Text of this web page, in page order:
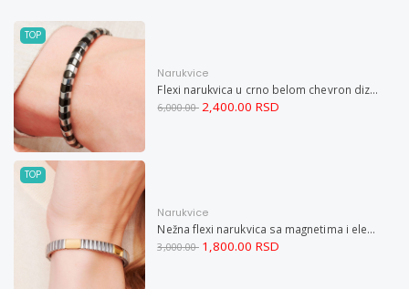
TOP
Narukvice
Flexi narukvica u crno belom chevron dizajnu M
6,000.00 2,400.00 RSD
TOP
Narukvice
Nežna flexi narukvica sa magnetima i elementima u boji zlata i bakrom M
3,000.00 1,800.00 RSD